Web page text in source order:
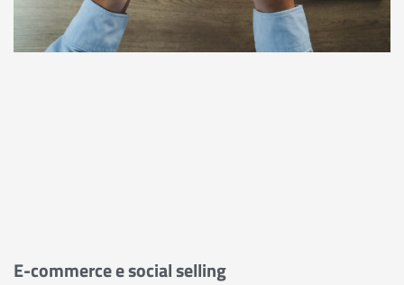
E-commerce e social selling